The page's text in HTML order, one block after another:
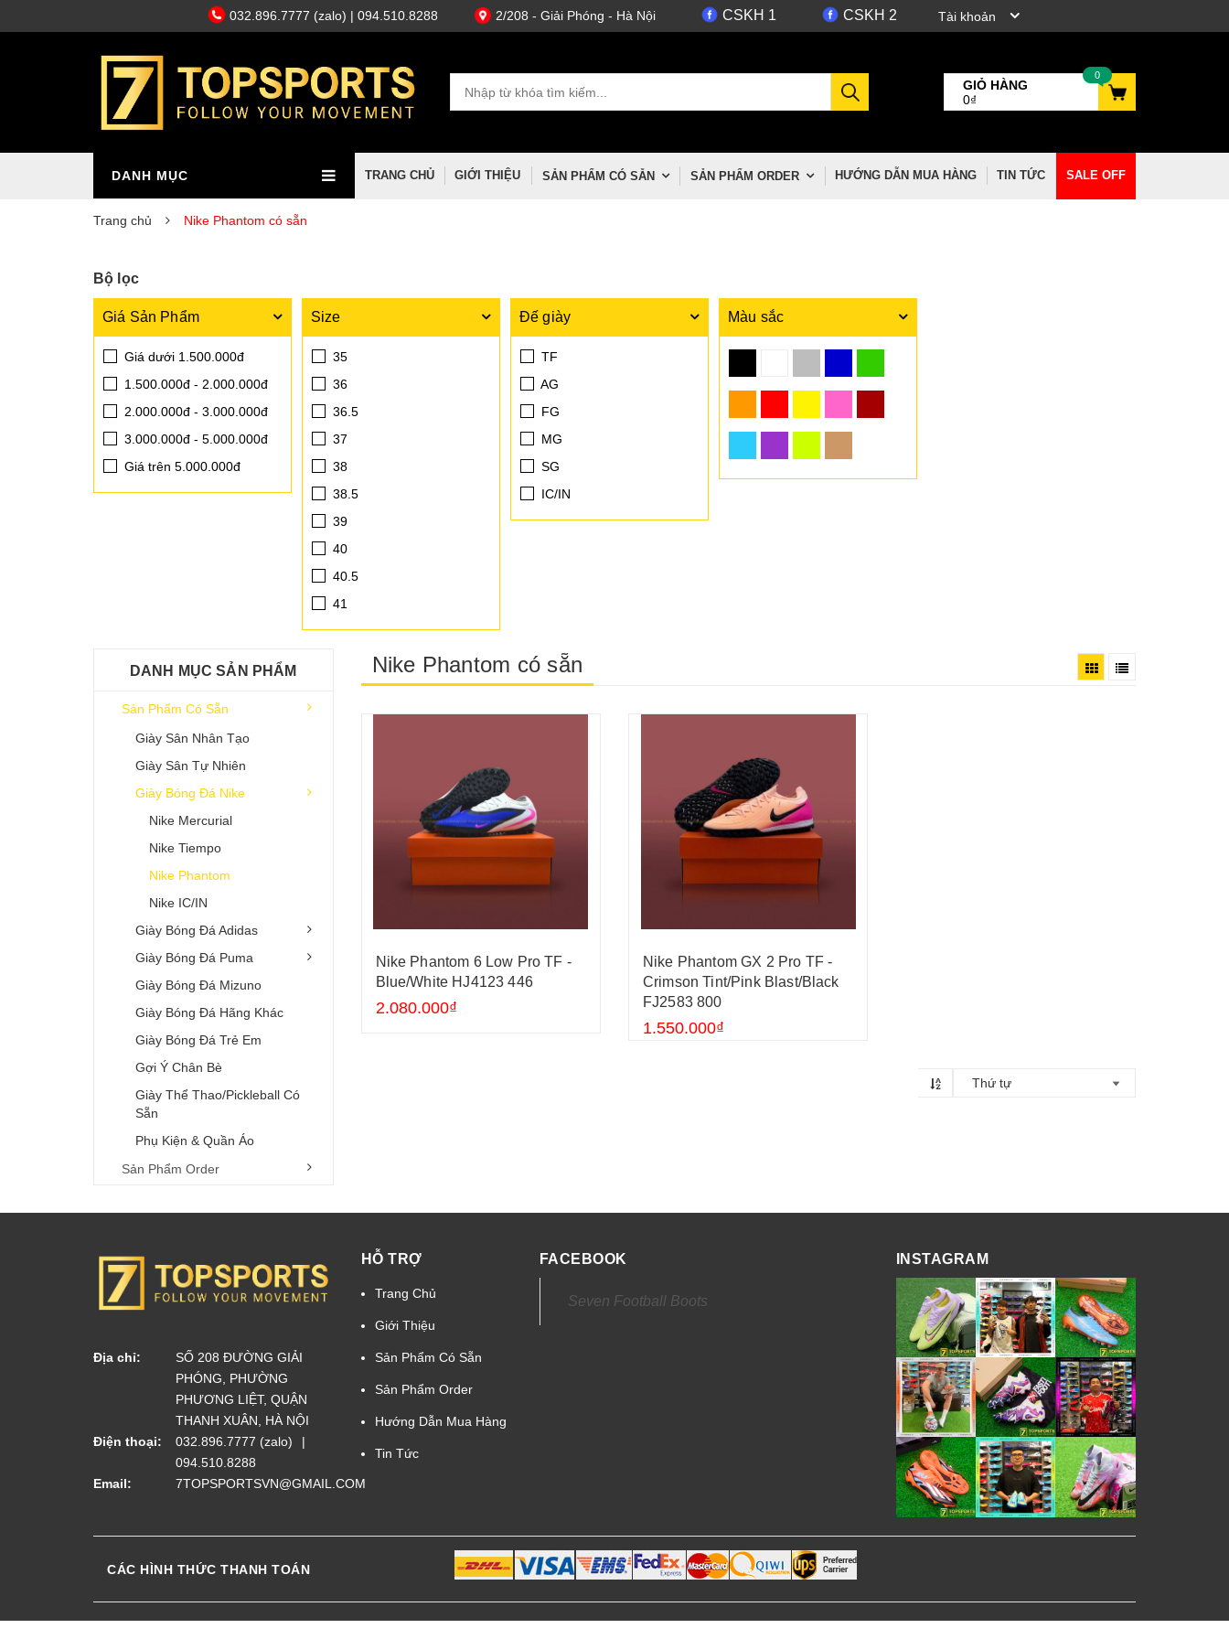
032.896.7777 (zalo) | 094.510.8288 2/208 - Giải Phóng - Hà Nội CSKH 1 CSKH 2 Tài khoản
GIỎ HÀNG
0₫
0
DANH MỤC TRANG CHỦ GIỚI THIỆU SẢN PHẨM CÓ SẴN SẢN PHẨM ORDER HƯỚNG DẪN MUA HÀNG TIN TỨC SALE OFF
Trang chủ Nike Phantom có sẵn
Bộ lọc
Giá Sản Phẩm
Giá dưới 1.500.000đ
1.500.000đ - 2.000.000đ
2.000.000đ - 3.000.000đ
3.000.000đ - 5.000.000đ
Giá trên 5.000.000đ
Size
35
36
36.5
37
38
38.5
39
40
40.5
41
42
Đế giày
TF
AG
FG
MG
SG
IC/IN
Màu sắc
Nike Phantom có sẵn
Nike Phantom 6 Low Pro TF -
Blue/White HJ4123 446
2.080.000₫
Nike Phantom GX 2 Pro TF -
Crimson Tint/Pink Blast/Black
FJ2583 800
1.550.000₫
Thứ tự
DANH MỤC SẢN PHẨM
Sản Phẩm Có Sẵn
Giày Sân Nhân Tạo
Giày Sân Tự Nhiên
Giày Bóng Đá Nike
Nike Mercurial
Nike Tiempo
Nike Phantom
Nike IC/IN
Giày Bóng Đá Adidas
Giày Bóng Đá Puma
Giày Bóng Đá Mizuno
Giày Bóng Đá Hãng Khác
Giày Bóng Đá Trẻ Em
Gợi Ý Chân Bè
Giày Thể Thao/Pickleball Có
Sẵn
Phụ Kiện & Quần Áo
Sản Phẩm Order
Địa chỉ:
SỐ 208 ĐƯỜNG GIẢI
PHÓNG, PHƯỜNG
PHƯƠNG LIỆT, QUẬN
THANH XUÂN, HÀ NỘI
Điện thoại:
032.896.7777 (zalo)
094.510.8288
Email:
7TOPSPORTSVN@GMAIL.COM
HỖ TRỢ
Trang Chủ
Giới Thiệu
Sản Phẩm Có Sẵn
Sản Phẩm Order
Hướng Dẫn Mua Hàng
Tin Tức
FACEBOOK
Seven Football Boots
INSTAGRAM
CÁC HÌNH THỨC THANH TOÁN